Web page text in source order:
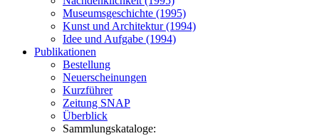
Museumsgeschichte (1995)
Kunst und Architektur (1994)
Idee und Aufgabe (1994)
Publikationen
Bestellung
Neuerscheinungen
Kurzführer
Zeitung SNAP
Überblick
Sammlungskataloge: